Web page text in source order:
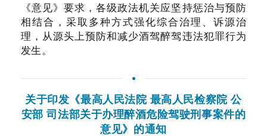
《意见》要求，各级政法机关应坚持惩治与预防
相结合，采取多种方式强化综合治理、诉源治
理，从源头上预防和减少酒驾醉驾违法犯罪行为
发生。
关于印发《最高人民法院 最高人民检察院 公
安部 司法部关于办理醉酒危险驾驶刑事案件的
意见》的通知